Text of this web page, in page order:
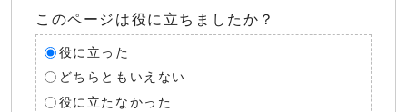
このページは役に立ちましたか？
役に立った
どちらともいえない
役に立たなかった